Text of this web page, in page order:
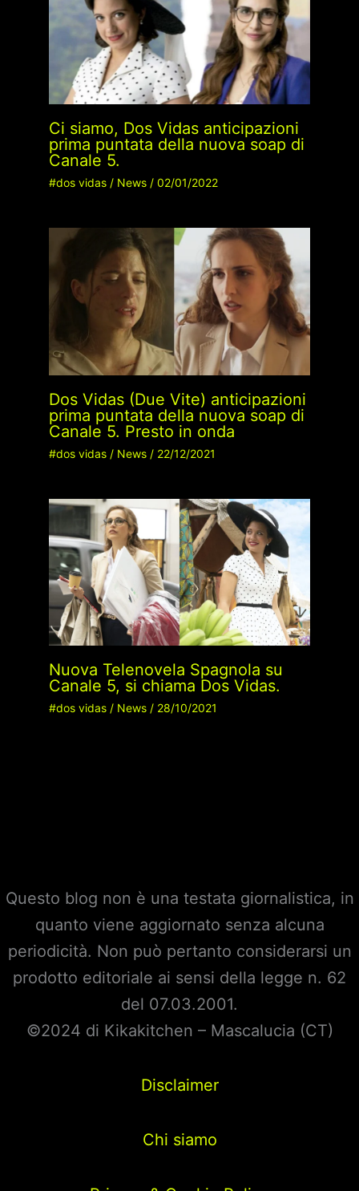
Ci siamo, Dos Vidas anticipazioni
prima puntata della nuova soap di
Canale 5.
#dos vidas/ News/ 02/01/2022
Dos Vidas (Due Vite) anticipazioni
prima puntata della nuova soap di
Canale 5. Presto in onda
#dos vidas/ News/ 22/12/2021
Nuova Telenovela Spagnola su
Canale 5, si chiama Dos Vidas.
#dos vidas/ News/ 28/10/2021
Questo blog non è una testata giornalistica, in
quanto viene aggiornato senza alcuna
periodicità. Non può pertanto considerarsi un
prodotto editoriale ai sensi della legge n. 62
del 07.03.2001.
©2024 di Kikakitchen – Mascalucia (CT)
Disclaimer
Chi siamo